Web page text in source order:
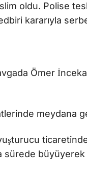
oldu. Polise
kararıyla
Ömer
meydana
sürede